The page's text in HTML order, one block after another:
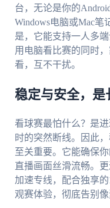
台，无论是你的
Windows电脑或Mac
是，它能支持一人多
用电脑看比赛的同时
看，互不干扰。
稳定与安全，是
看球赛最怕什么？是
时的突然断线。因此
至关重要。它能确保
直播画面丝滑流畅。
加速专线，配合独享
观赛体验，彻底告别像